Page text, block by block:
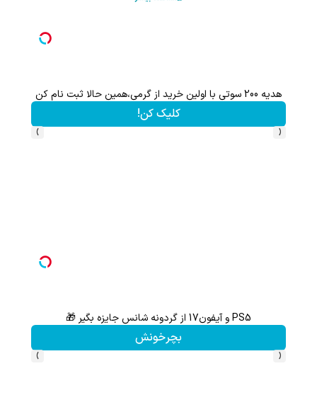
هدیه 200 سوتی با اولین خرید از گرمی،همین حالا ثبت نام کن
کلیک کن!
‹
›
PS5 و آیفون17 از گردونه شانس جایزه بگیر 🎁
بچرخونش
‹
›